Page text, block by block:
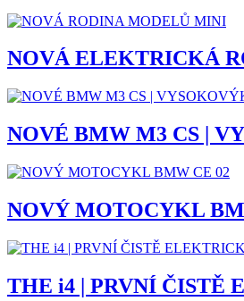
NOVÁ ELEKTRICKÁ
NOVÉ BMW M3 CS |
NOVÝ MOTOCYKL
THE i4 | PRVNÍ ČISTĚ